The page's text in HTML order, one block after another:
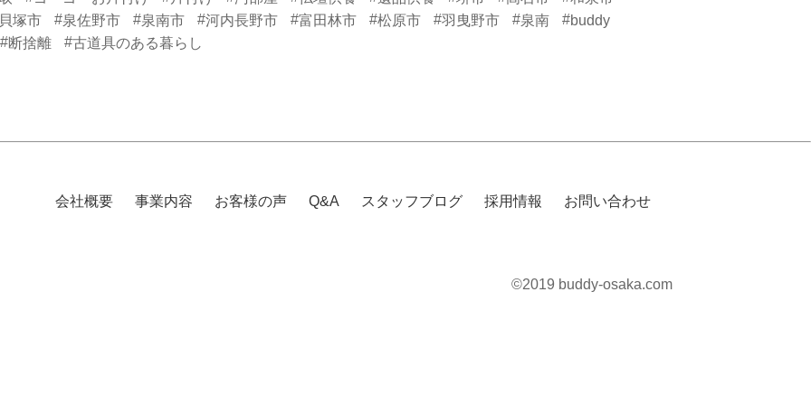
塚市
#泉佐野市 #泉南市 #河内長野市 #富田林市 #松原市 #羽曳野市 #泉南 #buddy
#断捨離 #古道具のある暮らし
会社概要 事業内容 お客様の声 Q&A スタッフブログ 採用情報 お問い合わせ
©2019 buddy-osaka.com